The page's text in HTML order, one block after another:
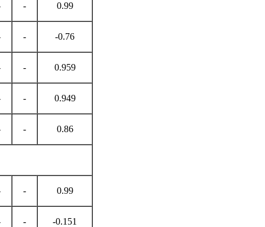
- 0.99
- -0.76
- 0.959
- 0.949
- 0.86
- 0.99
- -0.151